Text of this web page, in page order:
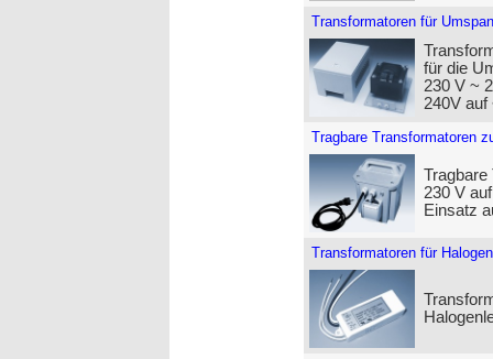
Transformatoren für
für die
230 V ~
240V auf
Tragbare Transformatoren
230 V
Einsatz
Transformatoren für